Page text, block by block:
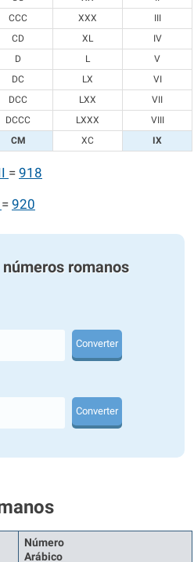
CCC XXX
III
CD XL
IV
D L
V
DC LX
VI
DCC LXX
VII
DCCC LXXX
VIII
CM XC IX
= 918
= 920
números romanos
Converter
Converter
Número
Arábico